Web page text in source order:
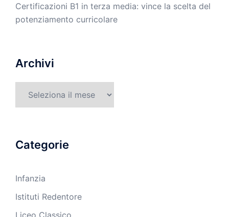
Certificazioni B1 in terza media: vince la scelta del
potenziamento curricolare
Archivi
Categorie
Infanzia
Istituti Redentore
Liceo Classico